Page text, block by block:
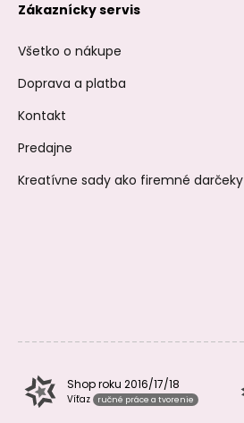
Zákaznícky servis
Všetko o nákupe
Doprava a platba
Kontakt
Predajne
Kreatívne sady ako firemné darčeky
Shop roku 2016/17/18
Víťaz ručné práce a tvorenie